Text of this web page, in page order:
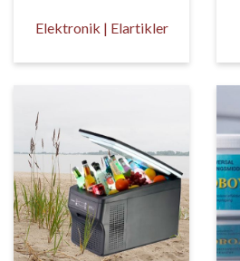
Elektronik | Elartikler